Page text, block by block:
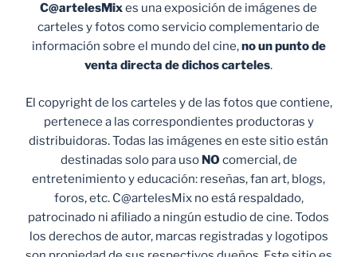
C@artelesMixes una exposición de imágenes de
carteles y fotos como servicio complementario de
información sobre el mundo del cine,no un punto de
venta directa de dichos carteles.
El copyright de los carteles y de las fotos que contiene,
pertenece a las correspondientes productoras y
distribuidoras. Todas las imágenes en este sitio están
destinadas solo para uso NO comercial, de
entretenimiento y educación: reseñas, fan art, blogs,
foros, etc. C@artelesMix no está respaldado,
patrocinado ni afiliado a ningún estudio de cine. Todos
los derechos de autor, marcas registradas y logotipos